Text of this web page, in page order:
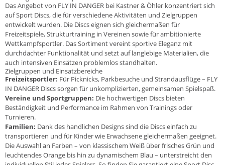
Das Angebot von FLY IN DANGER bei Kastner & Öhler konzentriert sich
auf Sport Discs, die für verschiedene Aktivitäten und Zielgruppen
entwickelt wurden. Die Discs eignen sich gleichermaßen für
Freizeitspiele, Strukturtraining in Vereinen sowie für ambitionierte
Wettkampfsportler. Das Sortiment vereint sportive Eleganz mit
durchdachter Funktionalität und setzt auf langlebige Materialien, die
auch intensiven Einsätzen problemlos standhalten.
Zielgruppen und Einsatzbereiche
Freizeitsportler: Für Picknicks, Parkbesuche und Strandausflüge – FLY
IN DANGER Discs sorgen für unkomplizierten, gemeinsamen Spielspaß.
Vereine und Sportgruppen: Die hochwertigen Discs bieten
Beständigkeit und Performance im Rahmen von Trainings oder
Turnieren.
Familien: Dank des handlichen Designs sind die Discs einfach zu
transportieren und für Kinder wie Erwachsene gleichermaßen geeignet.
Die Auswahl an Farben – von klassischem Weiß über frisches Grün und
leuchtendes Orange bis hin zu dynamischem Blau – unterstreicht den